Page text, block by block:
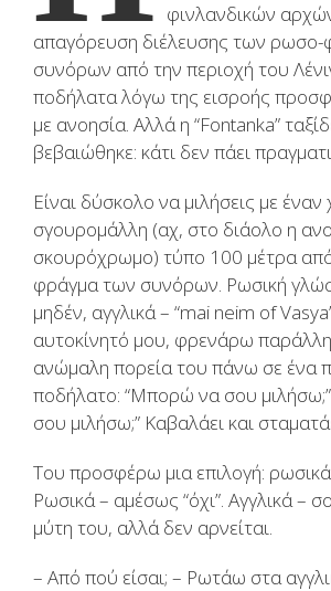
φινλανδικών
απαγόρευση διέλευσης των ρωσο-
συνόρων από την περιοχή του
ποδήλατα λόγω της εισροής
με ανοησία. Αλλά η “Fontanka”
βεβαιώθηκε: κάτι δεν πάει
Είναι δύσκολο να μιλήσεις με
σγουρομάλλη (αχ, στο διάολο η
σκουρόχρωμο) τύπο 100 μέτρα
φράγμα των συνόρων. Ρωσική
μηδέν, αγγλικά – “mai neim of
αυτοκίνητό μου, φρενάρω
ανώμαλη πορεία του πάνω σε ένα
ποδήλατο: “Μπορώ να σου
σου μιλήσω;” Καβαλάει και
Του προσφέρω μια επιλογή: ρωσικά
Ρωσικά – αμέσως “όχι”. Αγγλικά –
μύτη του, αλλά δεν αρνείται.
– Από πού είσαι; – Ρωτάω στα